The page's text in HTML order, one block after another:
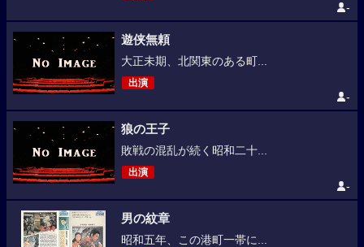
-
遊侠無頼
大正未期、北関東のある町...
出演
-
狼の王子
敗戦の混乱が続く昭和二十...
出演
-
男の紋章
昭和五年、この港町一帯に...